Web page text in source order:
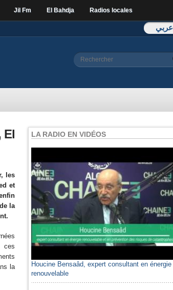
Jil Fm El Bahdja Radios locales
عربي
Formulaire de
Rechercher
El
les
et
la
ces
la
LA RADIO EN VIDÉOS
Houcine Bensaâd, expert consultant en énergie
renouvelable